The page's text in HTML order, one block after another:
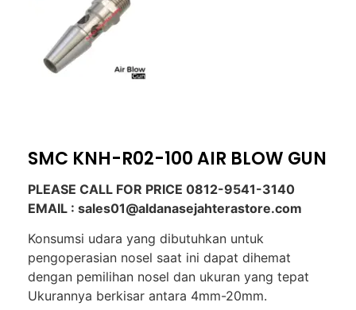
SMC KNH-R02-100 AIR BLOW GUN
PLEASE CALL FOR PRICE 0812-9541-3140
EMAIL : sales01@aldanasejahterastore.com
Konsumsi udara yang dibutuhkan untuk
pengoperasian nosel saat ini dapat dihemat
dengan pemilihan nosel dan ukuran yang tepat
Ukurannya berkisar antara 4mm-20mm.